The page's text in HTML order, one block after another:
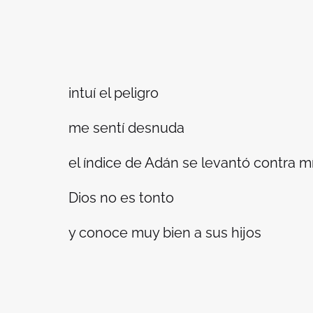
intuí el peligro
me sentí desnuda
el índice de Adán se levantó contra
Dios no es tonto
y conoce muy bien a sus hijos